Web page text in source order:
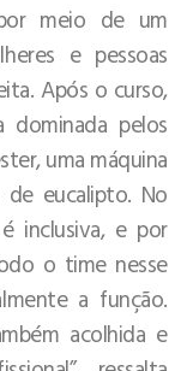
meio de um
e pessoas
Após o curso,
dominada pelos
uma máquina
eucalipto. No
inclusiva, e por
o time nesse
a função.
acolhida e